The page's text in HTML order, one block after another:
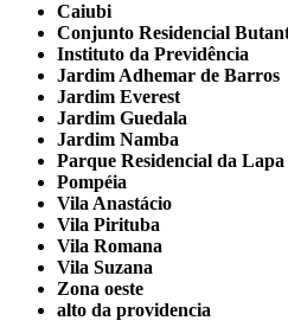
Caiubi
Conjunto Residencial
Instituto da Previdência
Jardim Adhemar de Barros
Jardim Everest
Jardim Guedala
Jardim Namba
Parque Residencial da Lapa
Pompéia
Vila Anastácio
Vila Pirituba
Vila Romana
Vila Suzana
Zona oeste
alto da providencia